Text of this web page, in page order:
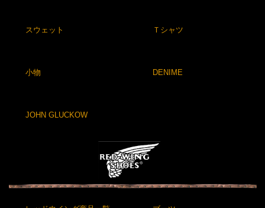
スウェット Ｔシャツ
小物 DENIME
JOHN GLUCKOW